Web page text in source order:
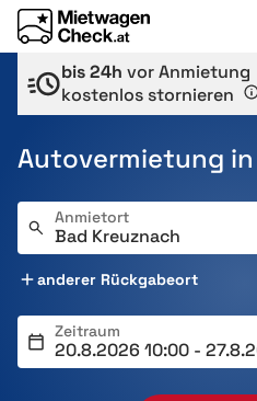
bis 24h vor Anmietung
kostenlos stornieren
Autovermietung
Anmietort
anderer Rückgabeort
Zeitraum